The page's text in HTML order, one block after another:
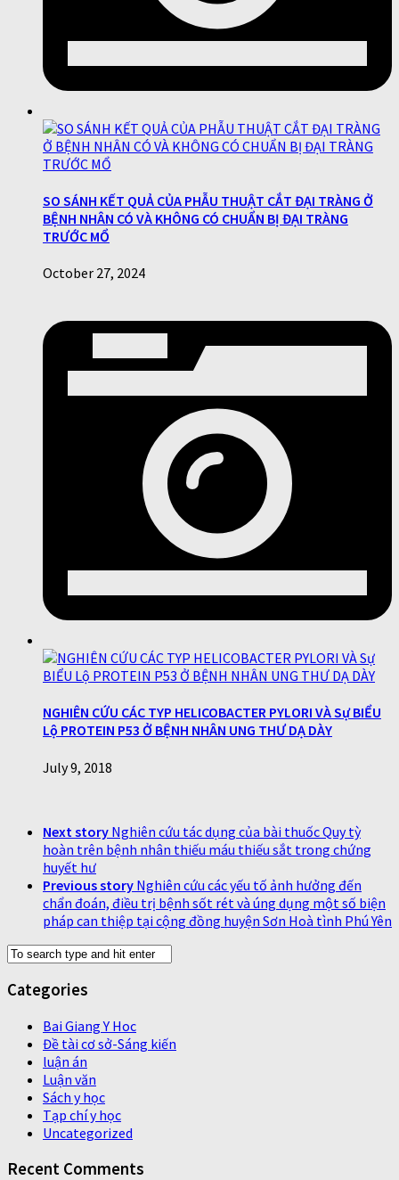
SO SÁNH KẾT QUẢ CỦA PHẪU THUẬT CẮT ĐẠI TRÀNG Ở
BỆNH NHÂN CÓ VÀ KHÔNG CÓ CHUẨN BỊ ĐẠI TRÀNG
TRƯỚC MỔ
October 27, 2024
NGHIÊN CỨU CÁC TYP HELICOBACTER PYLORI VÀ Sự BIỂU
Lộ PROTEIN P53 Ở BỆNH NHÂN UNG THƯ DẠ DÀY
July 9, 2018
Next story Nghiên cứu tác dụng của bài thuốc Quy tỳ
hoàn trên bệnh nhân thiếu máu thiếu sắt trong chứng
huyết hư
Previous story Nghiên cứu các yếu tố ảnh hưởng đến
chẩn đoán, điều trị bệnh sốt rét và úng dụng một số biện
pháp can thiệp tại cộng đồng huyện Sơn Hoà tình Phú Yên
Categories
Bai Giang Y Hoc
Đề tài cơ sở-Sáng kiến
luận án
Luận văn
Sách y học
Tạp chí y học
Uncategorized
Recent Comments